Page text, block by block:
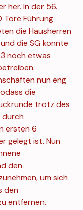
her. In der 56.
Tore Führung
die Hausherren
die SG konnte
noch etwas
nun eng
die
trotz des
durch
ersten 6
gelegt ist. Nun
den
um sich
den
entfernen.